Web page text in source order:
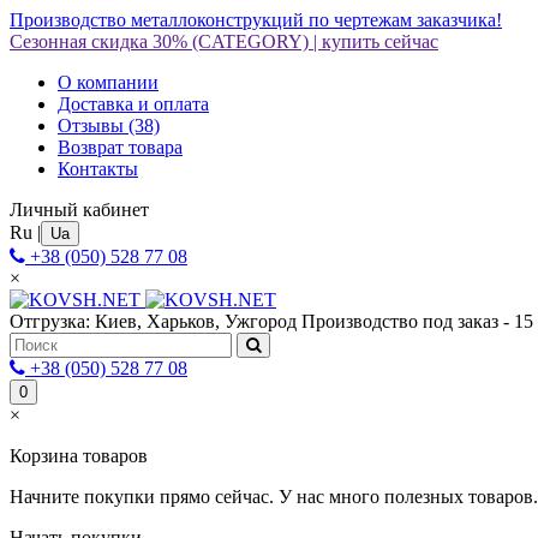
Производство металлоконструкций по чертежам заказчика!
Сезонная скидка 30% (CATEGORY) | купить сейчас
О компании
Доставка и оплата
Отзывы (38)
Возврат товара
Контакты
Личный кабинет
Ru | Ua
+38 (050) 528 77 08
×
Отгрузка: Киев, Харьков, Ужгород Производство под заказ -
+38 (050) 528 77 08
0
×
Корзина товаров
Начните покупки прямо сейчас. У нас много полезных товаров.